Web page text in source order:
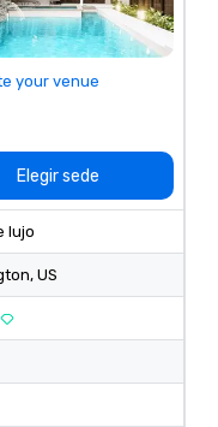
your venue
Elegir sede
lujo
, US